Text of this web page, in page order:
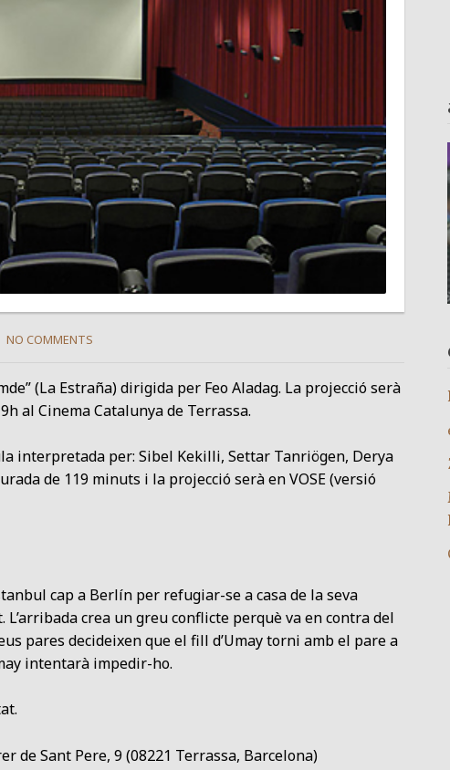
NO COMMENTS
(La Estraña) dirigida per Feo Aladag. La projecció serà
al Cinema Catalunya de Terrassa.
interpretada per: Sibel Kekilli, Settar Tanriögen, Derya
de 119 minuts i la projecció serà en VOSE (versió
cap a Berlín per refugiar-se a casa de la seva
crea un greu conflicte perquè va en contra del
pares decideixen que el fill d’Umay torni amb el pare a
intentarà impedir-ho.
de Sant Pere, 9 (08221 Terrassa, Barcelona)